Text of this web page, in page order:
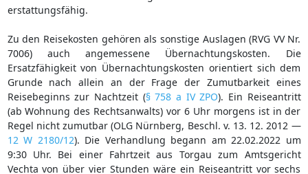
erstattungsfähig.
Zu den Reisekosten gehören als sonstige Auslagen (RVG VV Nr.
7006) auch angemessene Übernachtungskosten. Die
Ersatzfähigkeit von Übernachtungskosten orientiert sich dem
Grunde nach allein an der Frage der Zumutbarkeit eines
Reisebeginns zur Nachtzeit (§ 758 a IV ZPO). Ein Reiseantritt
(ab Wohnung des Rechtsanwalts) vor 6 Uhr morgens ist in der
Regel nicht zumutbar (OLG Nürnberg, Beschl. v. 13. 12. 2012 —
12 W 2180/12). Die Verhandlung begann am 22.02.2022 um
9:30 Uhr. Bei einer Fahrtzeit aus Torgau zum Amtsgericht
Vechta von über vier Stunden wäre ein Reiseantritt vor sechs